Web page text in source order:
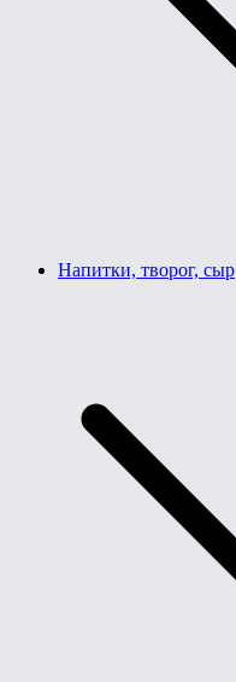
Напитки, творог, сыр